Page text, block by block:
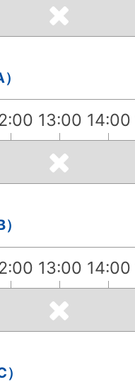
13:00 14:00
13:00 14:00